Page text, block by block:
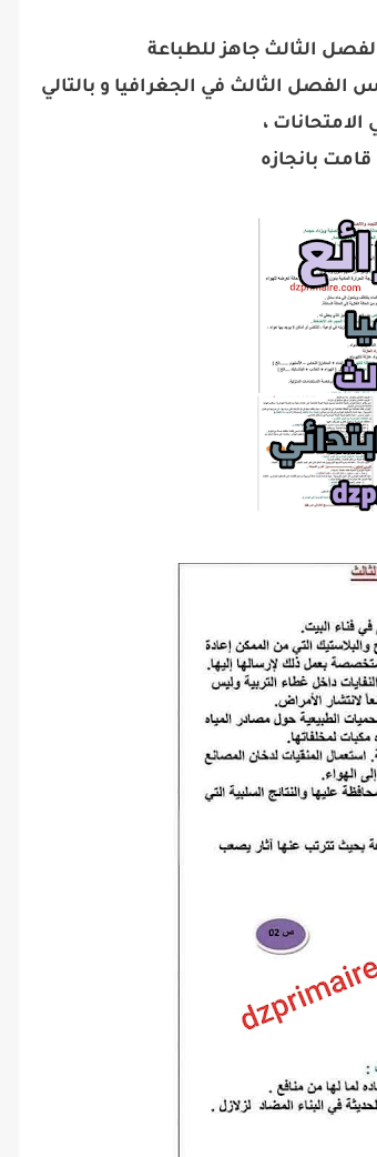
الثالث جاهز للطباعة
الثالث في الجغرافيا و بالتالي
،
بانجازه